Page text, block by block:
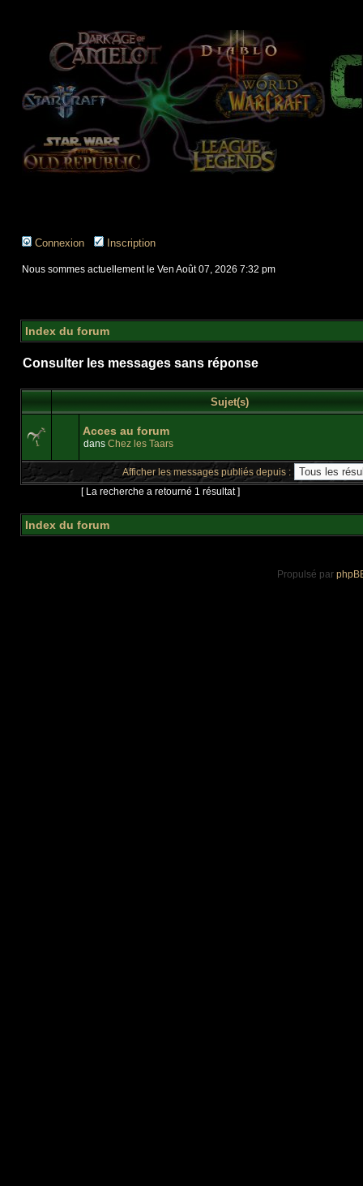
Connexion Inscription
Nous sommes actuellement le Ven Août 07, 2026 7:32 pm
Index du forum
Consulter les messages sans réponse
Sujet(s)
Acces au forum
dans Chez les Taars
Afficher les messages publiés depuis :
[ La recherche a retourné 1 résultat ]
Index du forum
Propulsé par